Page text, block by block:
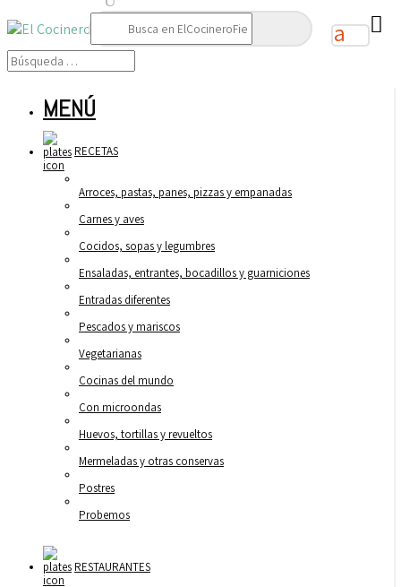
Buscar:
MENÚ
RECETAS
Arroces, pastas, panes, pizzas y empanadas
Carnes y aves
Cocidos, sopas y legumbres
Ensaladas, entrantes, bocadillos y guarniciones
Entradas diferentes
Pescados y mariscos
Vegetarianas
Cocinas del mundo
Con microondas
Huevos, tortillas y revueltos
Mermeladas y otras conservas
Postres
Probemos
RESTAURANTES